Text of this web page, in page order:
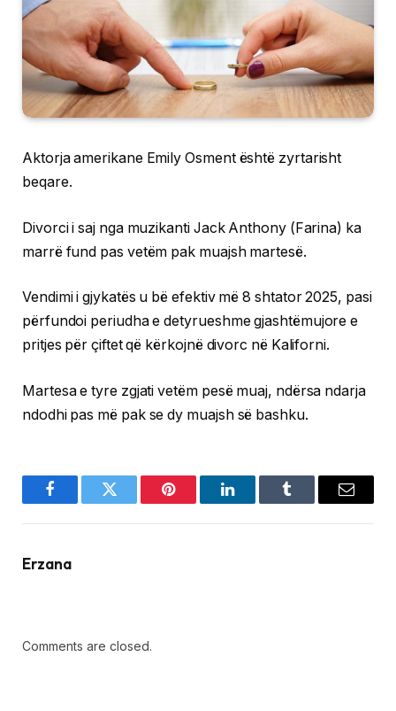
Aktorja amerikane Emily Osment është zyrtarisht
beqare.
Divorci i saj nga muzikanti Jack Anthony (Farina) ka
marrë fund pas vetëm pak muajsh martesë.
Vendimi i gjykatës u bë efektiv më 8 shtator 2025, pasi
përfundoi periudha e detyrueshme gjashtëmujore e
pritjes për çiftet që kërkojnë divorc në Kaliforni.
Martesa e tyre zgjati vetëm pesë muaj, ndërsa ndarja
ndodhi pas më pak se dy muajsh së bashku.
FacebookTwitter Pinterest LinkedInTumblr Email
Erzana
Comments are closed.